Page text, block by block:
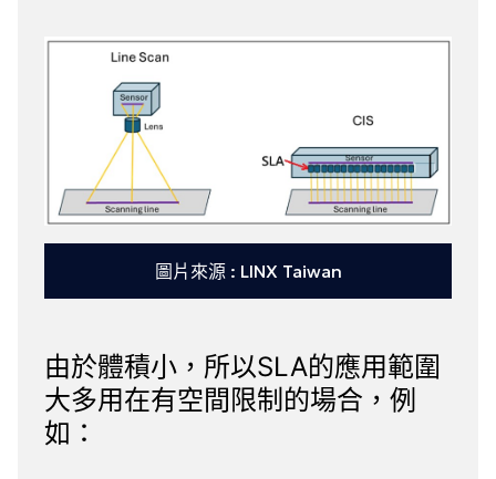
圖片來源 : LINX Taiwan
由於體積小，所以SLA的應用範圍
大多用在有空間限制的場合，例
如：